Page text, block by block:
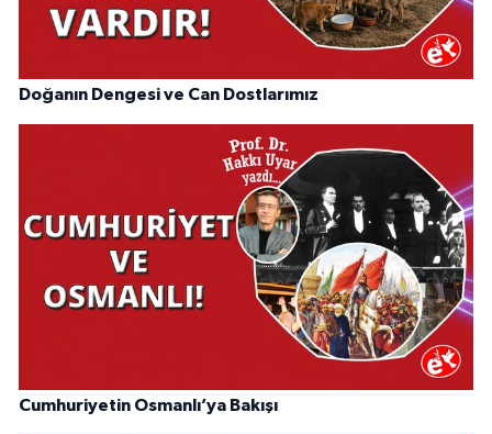
Doğanın Dengesi ve Can Dostlarımız
Cumhuriyetin Osmanlı’ya Bakışı